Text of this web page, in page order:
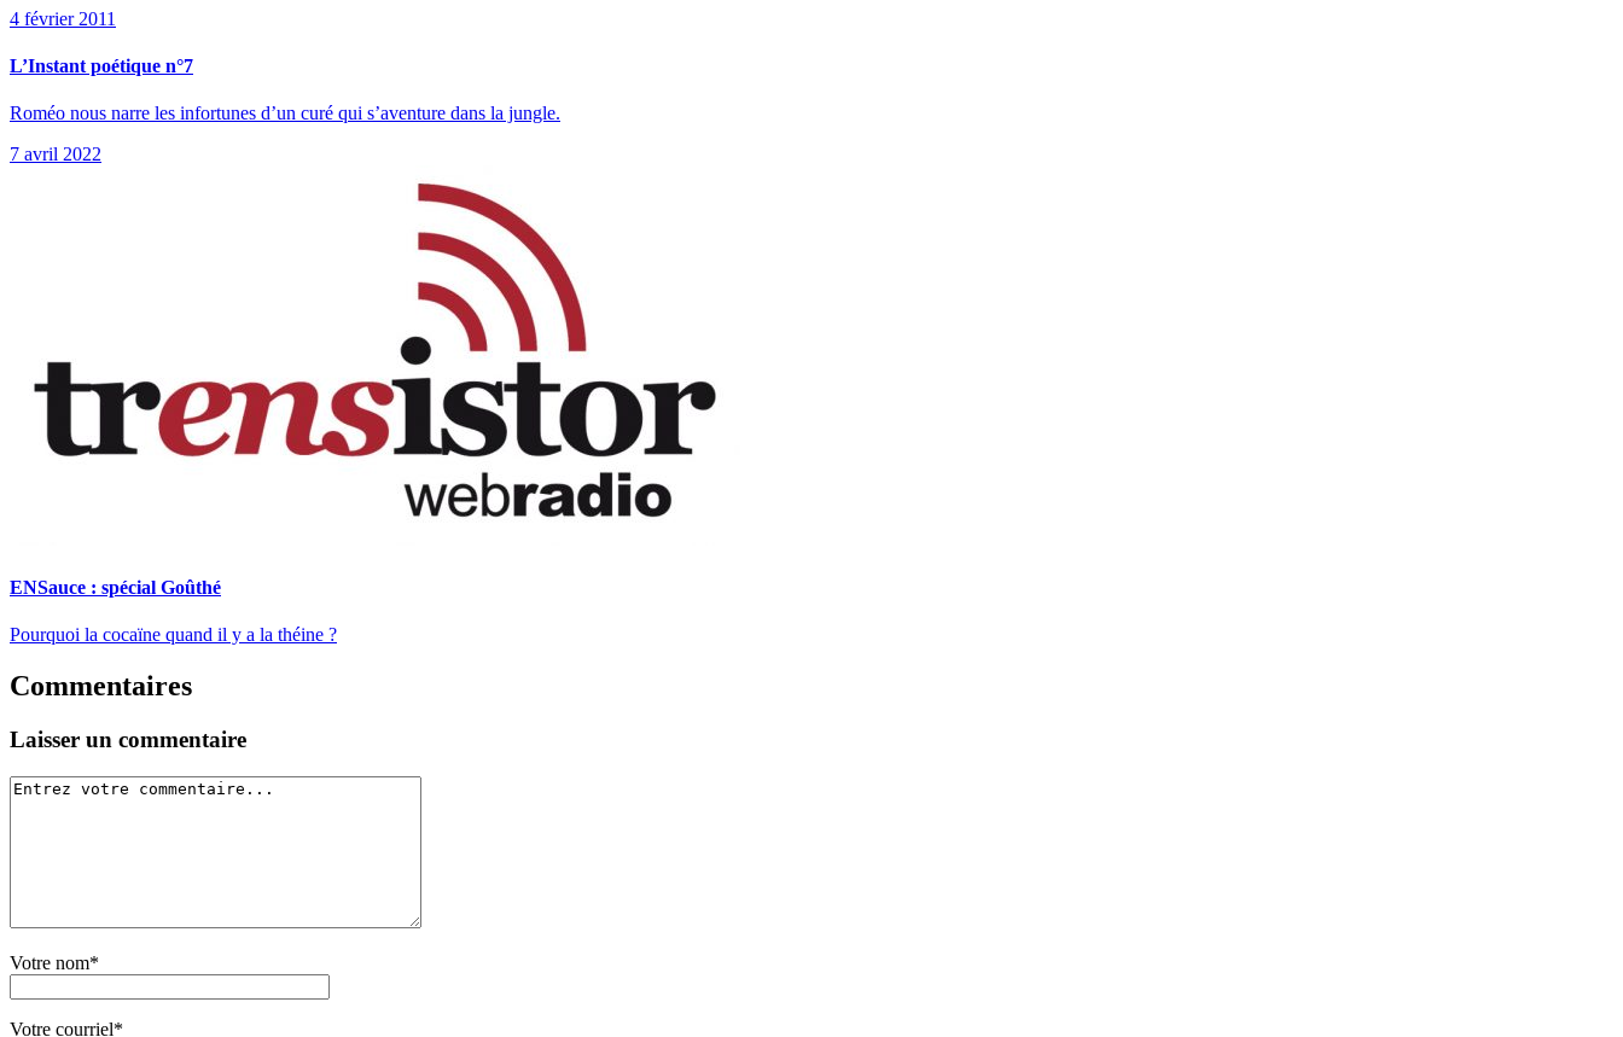
4 février 2011
L’Instant poétique n°7
Roméo nous narre les infortunes d’un curé qui s’aventure dans la jungle.
7 avril 2022
ENSauce : spécial Goûthé
Pourquoi la cocaïne quand il y a la théine ?
Commentaires
Laisser un commentaire
Votre nom*
Votre courriel*